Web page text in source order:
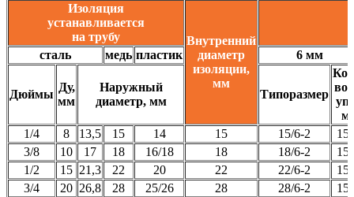
Изоляция
устанавливается
на трубу
Внутренний
диаметр
изоляции,
мм
сталь медь пластик 6 мм
Дюймы
Ду,
мм
Наружный
диаметр, мм
Типоразмер
во
м
1/4
8 13,5 15 14 15 15/6-2
3/8
10 17 18 16/18 18 18/6-2
1/2
15 21,3 22 20 22 22/6-2
3/4
20 26,8 28 25/26 28 28/6-2